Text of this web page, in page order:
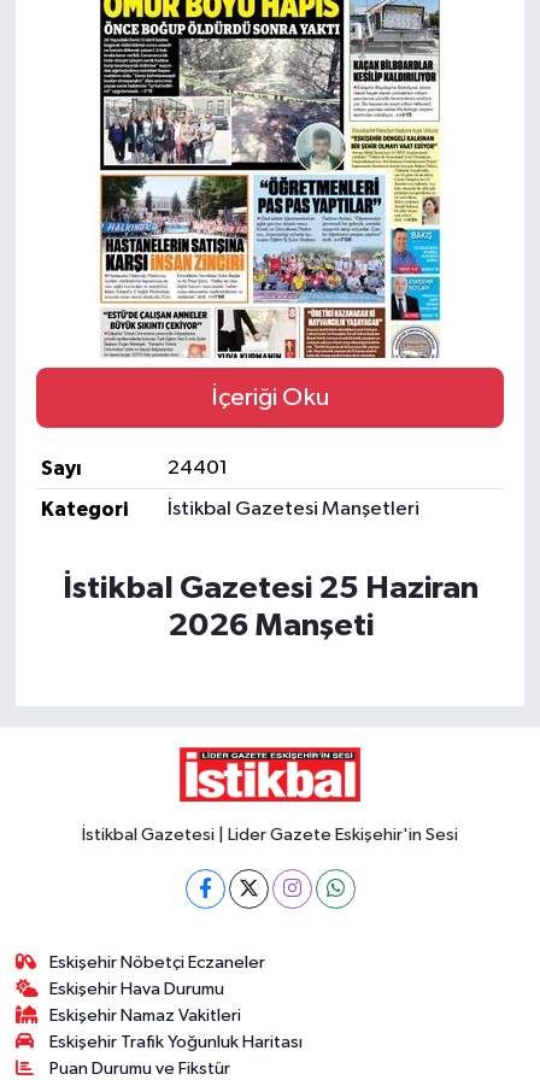
İçeriği Oku
Sayı
24401
Kategori
İstikbal Gazetesi Manşetleri
İstikbal Gazetesi 25 Haziran
2026 Manşeti
İstikbal Gazetesi | Lider Gazete Eskişehir'in Sesi
Eskişehir Nöbetçi Eczaneler
Eskişehir Hava Durumu
Eskişehir Namaz Vakitleri
Eskişehir Trafik Yoğunluk Haritası
Puan Durumu ve Fikstür
Yaşam
Resmi ilanlar